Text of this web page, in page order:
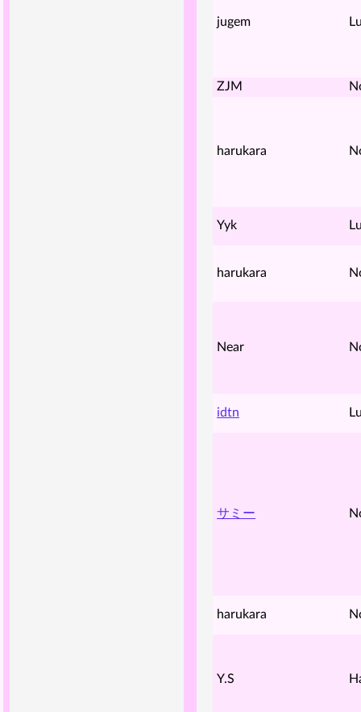
jugem
ZJM
harukara
Yyk
harukara
Near
idtn
サミー
harukara
Y.S